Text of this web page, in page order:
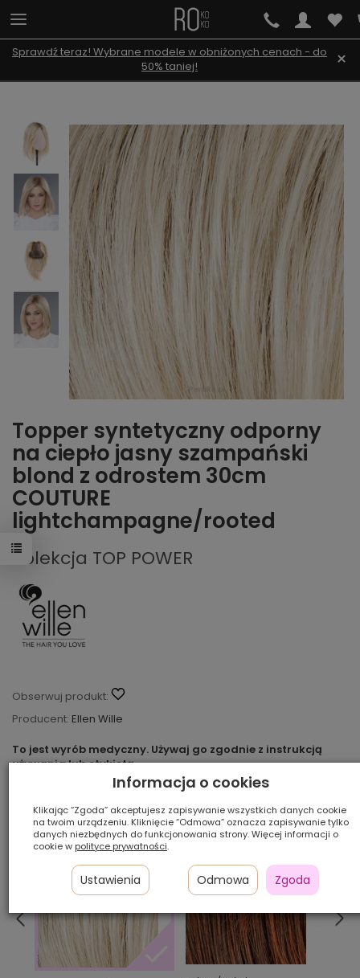
Sprawdź teraz! Wybrane modele w obniżonych cenach - do
50% taniej!
×
Topper syntetyczny odporny
na ciepło jasny szampański
blond z odrostem 30cm
COUTURE
lightchampagne/rooted
Kolekcja TOP POWER
Obserwuj produkt:
Producent: Ellen Wille
To jest wyrób medyczny. Używaj go zgodnie z instrukcją
używania lub etykietą.
WYBIERZ KOLOR:
Informacja o cookies
Klikając “Zgoda” akceptujesz zapisywanie wszystkich danych cookie
na twoim urządzeniu. Kliknięcie “Odmowa” oznacza zapisywanie tylko
danych niezbędnych do funkcjonowania strony. Więcej informacji o
cookie w polityce prywatności.
Ustawienia Odmowa Zgoda